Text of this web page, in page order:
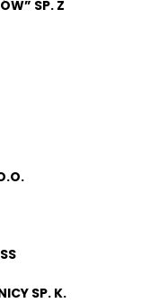
SP. Z
SP. K.